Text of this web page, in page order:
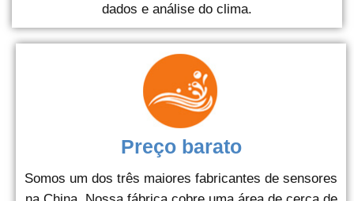
dados e análise do clima.
Preço barato
Somos um dos três maiores fabricantes de sensores